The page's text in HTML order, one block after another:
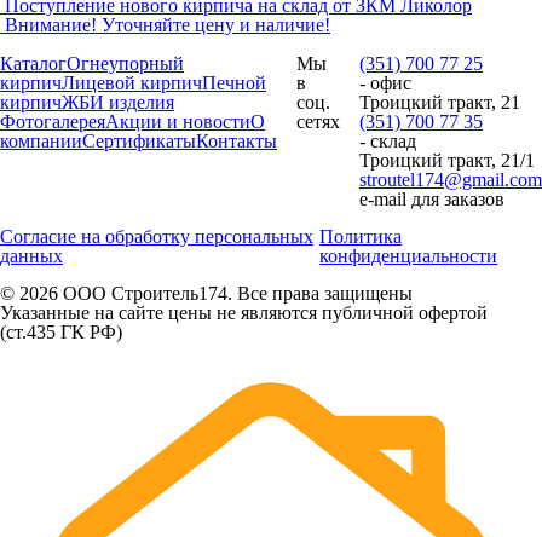
Поступление нового кирпича на склад от ЗКМ Ликолор
Внимание! Уточняйте цену и наличие!
КаталогОгнеупорный
кирпичЛицевой кирпичПечной
кирпичЖБИ изделия
ФотогалереяАкции и новостиО
компанииСертификатыКонтакты
Мы
в
соц.
сетях
(351) 700 77 25
- офис
Троицкий тракт, 21
(351) 700 77 35
- склад
Троицкий тракт, 21/1
stroutel174@gmail.com
e-mail для заказов
Согласие на обработку персональных
данных
Политика
конфиденциальности
© 2026 ООО Строитель174. Все права защищены
Указанные на сайте цены не являются публичной офертой
(ст.435 ГК РФ)